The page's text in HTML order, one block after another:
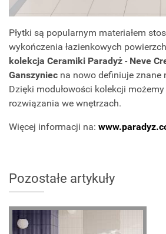
Płytki są popularnym materiałem
wykończenia łazienkowych
kolekcja Ceramiki Paradyż - Neve
Ganszyniec na nowo definiuje znane
Dzięki modułowości kolekcji
rozwiązania we wnętrzach.
Więcej informacji na:
Pozostałe artykuły